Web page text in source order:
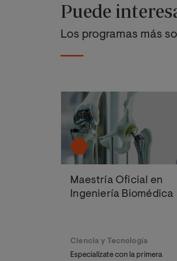
Puede
Los programas más
Maestría Oficial en
Ingeniería Biomédica
Ciencia y Tecnología
Especialízate con la primera